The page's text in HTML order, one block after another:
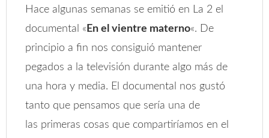
Hace algunas semanas se emitió en La 2 el
documental « En el vientre materno«. De
principio a fin nos consiguió mantener
pegados a la televisión durante algo más de
una hora y media. El documental nos gustó
tanto que pensamos que sería una de
las primeras cosas que compartiríamos en el